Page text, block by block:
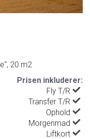
20 m2
Prisen inkluderer:
Fly T/R
Transfer T/R
Ophold
Morgenmad
Liftkort